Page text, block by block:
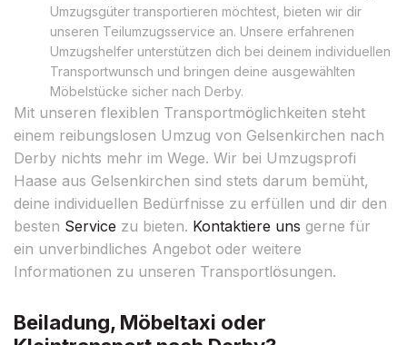
Umzugsgüter transportieren möchtest, bieten wir dir
unseren Teilumzugsservice an. Unsere erfahrenen
Umzugshelfer unterstützen dich bei deinem individuellen
Transportwunsch und bringen deine ausgewählten
Möbelstücke sicher nach Derby.
Mit unseren flexiblen Transportmöglichkeiten steht
einem reibungslosen Umzug von Gelsenkirchen nach
Derby nichts mehr im Wege. Wir bei Umzugsprofi
Haase aus Gelsenkirchen sind stets darum bemüht,
deine individuellen Bedürfnisse zu erfüllen und dir den
besten Service zu bieten. Kontaktiere uns gerne für
ein unverbindliches Angebot oder weitere
Informationen zu unseren Transportlösungen.
Beiladung, Möbeltaxi oder